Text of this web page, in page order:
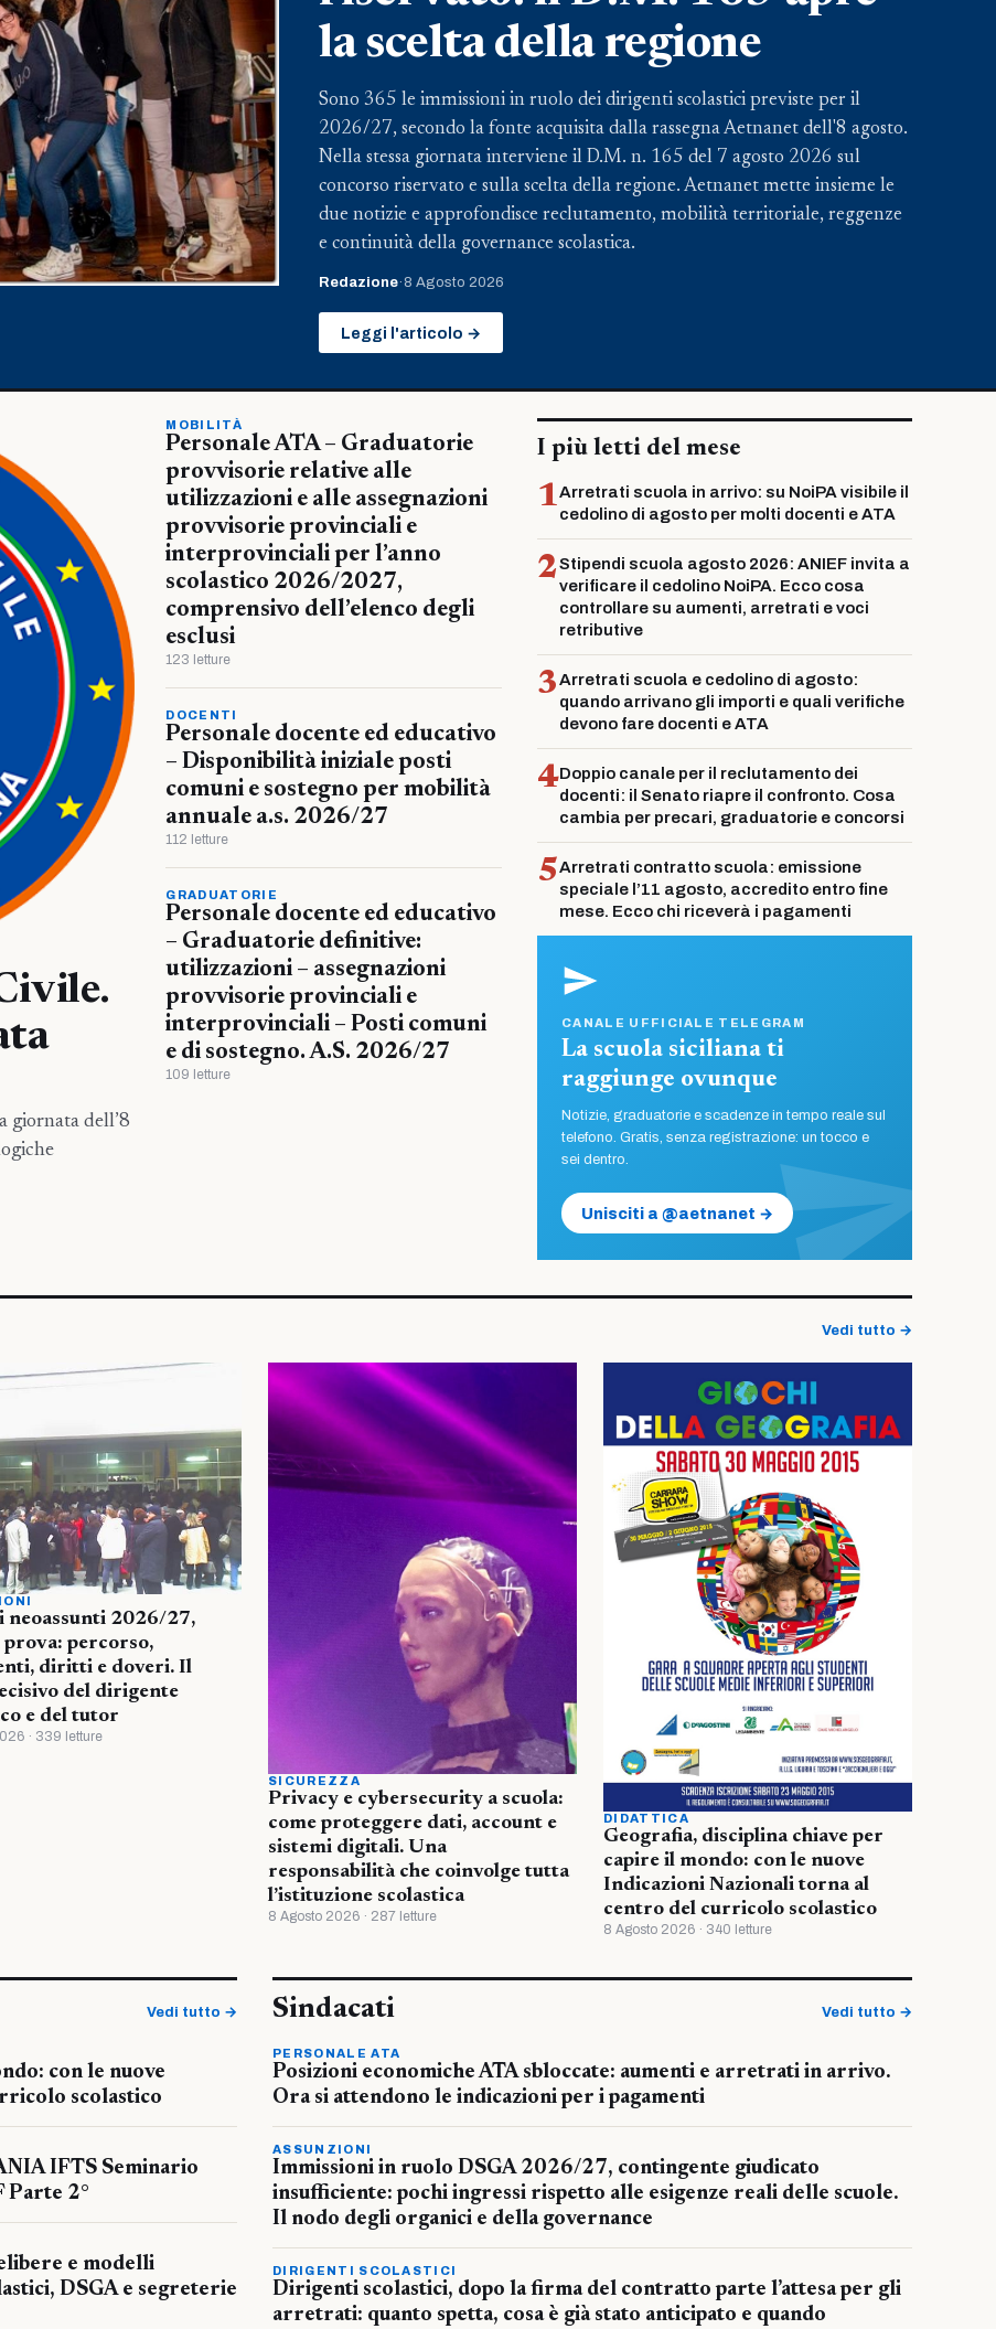
la scelta della regione
Sono 365 le immissioni in ruolo dei dirigenti scolastici previste per il
2026/27, secondo la fonte acquisita dalla rassegna Aetnanet dell'8 agosto.
Nella stessa giornata interviene il D.M. n. 165 del 7 agosto 2026 sul
concorso riservato e sulla scelta della regione. Aetnanet mette insieme le
due notizie e approfondisce reclutamento, mobilità territoriale, reggenze
e continuità della governance scolastica.
Redazione·8 Agosto 2026
Leggi l'articolo →
giornata dell’8
MOBILITÀ
Personale ATA – Graduatorie
provvisorie relative alle
utilizzazioni e alle assegnazioni
provvisorie provinciali e
interprovinciali per l’anno
scolastico 2026/2027,
comprensivo dell’elenco degli
esclusi
123 letture
DOCENTI
Personale docente ed educativo
– Disponibilità iniziale posti
comuni e sostegno per mobilità
annuale a.s. 2026/27
112 letture
GRADUATORIE
Personale docente ed educativo
– Graduatorie definitive:
utilizzazioni – assegnazioni
provvisorie provinciali e
interprovinciali – Posti comuni
e di sostegno. A.S. 2026/27
109 letture
I più letti del mese
1Arretrati scuola in arrivo: su NoiPA visibile il
cedolino di agosto per molti docenti e ATA
2Stipendi scuola agosto 2026: ANIEF invita a
verificare il cedolino NoiPA. Ecco cosa
controllare su aumenti, arretrati e voci
retributive
3Arretrati scuola e cedolino di agosto:
quando arrivano gli importi e quali verifiche
devono fare docenti e ATA
4Doppio canale per il reclutamento dei
docenti: il Senato riapre il confronto. Cosa
cambia per precari, graduatorie e concorsi
5Arretrati contratto scuola: emissione
speciale l’11 agosto, accredito entro fine
mese. Ecco chi riceverà i pagamenti
CANALE UFFICIALE TELEGRAM
La scuola siciliana ti
raggiunge ovunque
Notizie, graduatorie e scadenze in tempo reale sul
telefono. Gratis, senza registrazione: un tocco e
sei dentro.
Unisciti a @aetnanet →
Vedi tutto →
neoassunti 2026/27,
prova: percorso,
diritti e doveri. Il
del dirigente
e del tutor
· 339 letture
SICUREZZA
Privacy e cybersecurity a scuola:
come proteggere dati, account e
sistemi digitali. Una
responsabilità che coinvolge tutta
l’istituzione scolastica
8 Agosto 2026 · 287 letture
DIDATTICA
Geografia, disciplina chiave per
capire il mondo: con le nuove
Indicazioni Nazionali torna al
centro del curricolo scolastico
8 Agosto 2026 · 340 letture
Vedi tutto →
con le nuove
scolastico
IFTS Seminario
Parte 2°
e modelli
DSGA e segreterie
Sindacati Vedi tutto →
PERSONALE ATA
Posizioni economiche ATA sbloccate: aumenti e arretrati in arrivo.
Ora si attendono le indicazioni per i pagamenti
ASSUNZIONI
Immissioni in ruolo DSGA 2026/27, contingente giudicato
insufficiente: pochi ingressi rispetto alle esigenze reali delle scuole.
Il nodo degli organici e della governance
DIRIGENTI SCOLASTICI
Dirigenti scolastici, dopo la firma del contratto parte l’attesa per gli
arretrati: quanto spetta, cosa è già stato anticipato e quando